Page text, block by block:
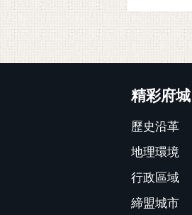
精彩府城
歷史沿革
地理環境
行政區域
締盟城市